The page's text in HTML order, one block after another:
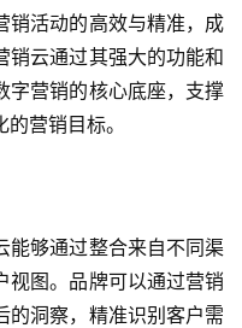
销活动的高效与精准，成
销云通过其强大的功能和
字营销的核心底座，支撑
营销目标。
能够通过整合来自不同渠
视图。品牌可以通过营销
的洞察，精准识别客户需